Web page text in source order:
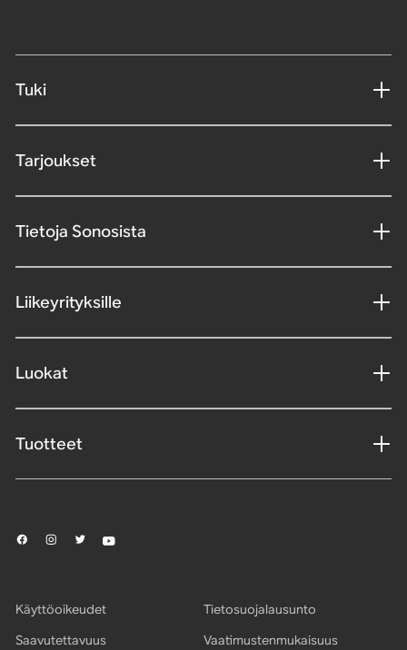
Tuki
Tarjoukset
Tietoja Sonosista
Liikeyrityksille
Luokat
Tuotteet
Käyttöoikeudet
Tietosuojalausunto
Saavutettavuus
Vaatimustenmukaisuus